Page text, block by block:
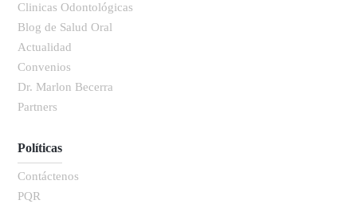
Clinicas Odontológicas
Blog de Salud Oral
Actualidad
Convenios
Dr. Marlon Becerra
Partners
Políticas
Contáctenos
PQR